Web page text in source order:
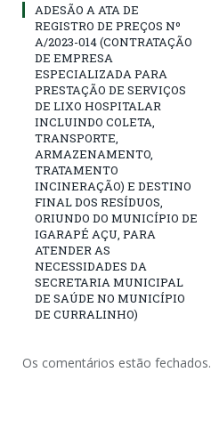
ADESÃO A ATA DE
REGISTRO DE PREÇOS Nº
A/2023-014 (CONTRATAÇÃO
DE EMPRESA
ESPECIALIZADA PARA
PRESTAÇÃO DE SERVIÇOS
DE LIXO HOSPITALAR
INCLUINDO COLETA,
TRANSPORTE,
ARMAZENAMENTO,
TRATAMENTO
INCINERAÇÃO) E DESTINO
FINAL DOS RESÍDUOS,
ORIUNDO DO MUNICÍPIO DE
IGARAPÉ AÇU, PARA
ATENDER AS
NECESSIDADES DA
SECRETARIA MUNICIPAL
DE SAÚDE NO MUNICÍPIO
DE CURRALINHO)
Os comentários estão fechados.